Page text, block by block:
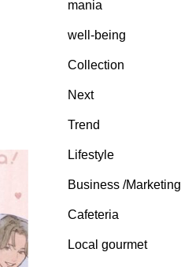
mania
well-being
Collection
Next
Trend
Lifestyle
Business /Marketing
Cafeteria
Local gourmet